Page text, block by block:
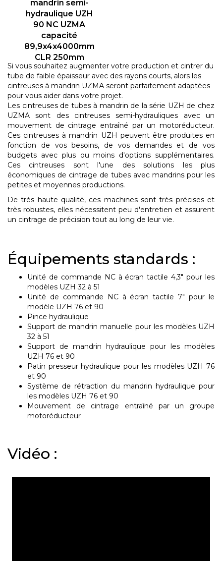
mandrin semi-
hydraulique UZH
90 NC UZMA
capacité
89,9x4x4000mm
CLR 250mm
Si vous souhaitez augmenter votre production et cintrer du
tube de faible épaisseur avec des rayons courts, alors les
cintreuses à mandrin UZMA seront parfaitement adaptées
pour vous aider dans votre projet.
Les cintreuses de tubes à mandrin de la série UZH de chez
UZMA sont des cintreuses semi-hydrauliques avec un
mouvement de cintrage entraîné par un motoréducteur.
Ces cintreuses à mandrin UZH peuvent être produites en
fonction de vos besoins, de vos demandes et de vos
budgets avec plus ou moins d'options supplémentaires.
Ces cintreuses sont l'une des solutions les plus
économiques de cintrage de tubes avec mandrins pour les
petites et moyennes productions.
De très haute qualité, ces machines sont très précises et
très robustes, elles nécessitent peu d'entretien et assurent
un cintrage de précision tout au long de leur vie.
Équipements standards :
Unité de commande NCà écran tactile 4,3" pour les
modèles UZH 32 à 51
Unité de commande NCà écran tactile 7"pour le
modèle UZH 76 et 90
Pince hydraulique
Support de mandrin manuelle pour les modèles UZH
32 à 51
Support de mandrin hydraulique pour les modèles
UZH 76 et 90
Patin presseurhydraulique pour les modèles UZH 76
et 90
Système de rétraction du mandrin hydraulique pour
les modèles UZH 76 et 90
Mouvement de cintrage entraîné par un groupe
motoréducteur
Vidéo :